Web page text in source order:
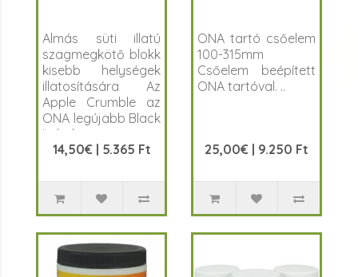
Almás süti illatú
szagmegkötő blokk
kisebb helységek
illatosítására Az
Apple Crumble az
ONA legújabb Black
Label
sorozatának almás
Bl..
14,50€ | 5.365 Ft
ONA tartó csőelem
100-315mm
Csőelem beépített
ONA tartóval. ..
25,00€ | 9.250 Ft